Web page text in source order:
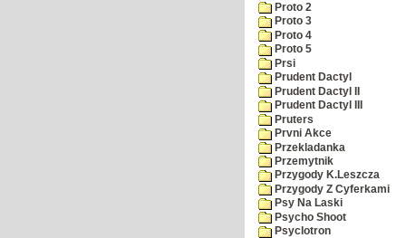
Proto 2
Proto 3
Proto 4
Proto 5
Prsi
Prudent Dactyl
Prudent Dactyl II
Prudent Dactyl III
Pruters
Prvni Akce
Przekladanka
Przemytnik
Przygody K.Leszcza
Przygody Z Cyferkami
Psy Na Laski
Psycho Shoot
Psyclotron